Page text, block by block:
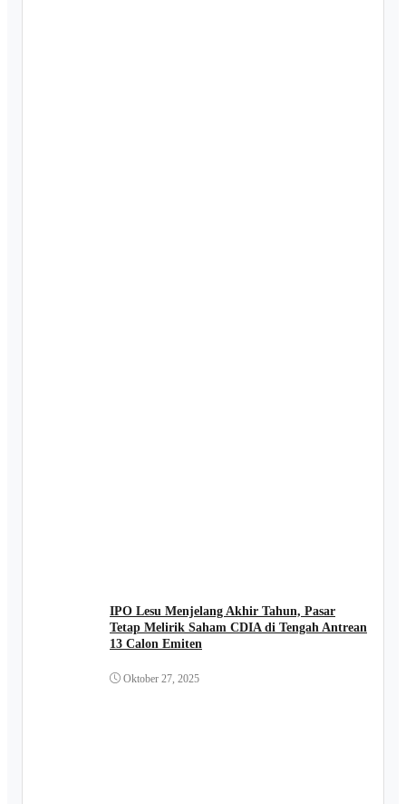
IPO Lesu Menjelang Akhir Tahun, Pasar
Tetap Melirik Saham CDIA di Tengah Antrean
13 Calon Emiten
Oktober 27, 2025